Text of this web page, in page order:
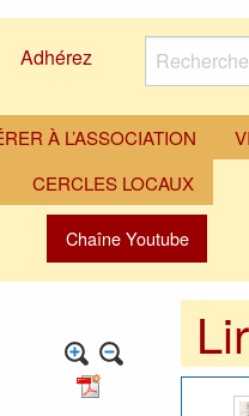
Adhérez
Rechercher
À L’ASSOCIATION
CERCLES LOCAUX
Chaîne Youtube